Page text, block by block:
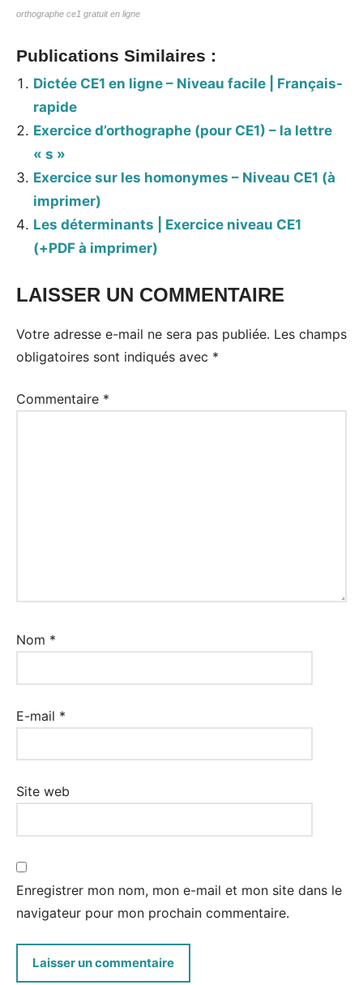
orthographe ce1 gratuit en ligne
Publications Similaires :
Dictée CE1 en ligne – Niveau facile | Français-
rapide
Exercice d’orthographe (pour CE1) – la lettre
« s »
Exercice sur les homonymes – Niveau CE1 (à
imprimer)
Les déterminants | Exercice niveau CE1
(+PDF à imprimer)
LAISSER UN COMMENTAIRE
Votre adresse e-mail ne sera pas publiée. Les champs
obligatoires sont indiqués avec *
Commentaire *
Nom *
E-mail *
Site web
Enregistrer mon nom, mon e-mail et mon site dans le
navigateur pour mon prochain commentaire.